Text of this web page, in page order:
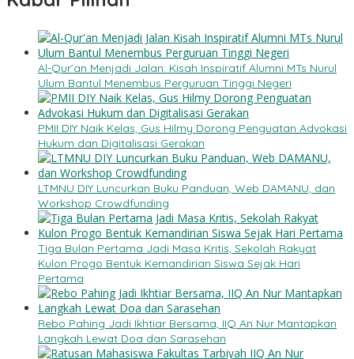
Al-Qur’an Menjadi Jalan: Kisah Inspiratif Alumni MTs Nurul
Ulum Bantul Menembus Perguruan Tinggi Negeri
PMII DIY Naik Kelas, Gus Hilmy Dorong Penguatan Advokasi
Hukum dan Digitalisasi Gerakan
LTMNU DIY Luncurkan Buku Panduan, Web DAMANU, dan
Workshop Crowdfunding
Tiga Bulan Pertama Jadi Masa Kritis, Sekolah Rakyat
Kulon Progo Bentuk Kemandirian Siswa Sejak Hari
Pertama
Rebo Pahing Jadi Ikhtiar Bersama, IIQ An Nur Mantapkan
Langkah Lewat Doa dan Sarasehan